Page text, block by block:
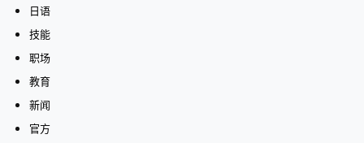
日语
技能
职场
教育
新闻
官方